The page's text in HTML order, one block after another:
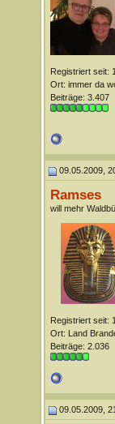
Registriert seit:
Ort: immer da
Beiträge: 3.407
09.05.2009,
Ramses
will mehr
Registriert seit:
Ort: Land
Beiträge: 2.036
09.05.2009,